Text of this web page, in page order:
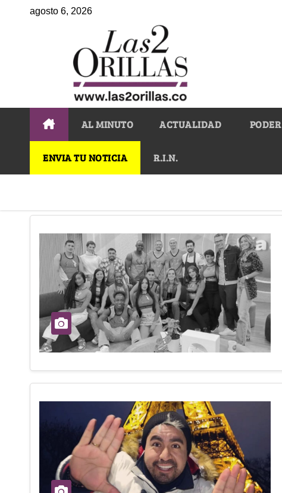
agosto 6, 2026
AL MINUTO ACTUALIDAD PODER
ENVIA TU NOTICIA R.I.N.